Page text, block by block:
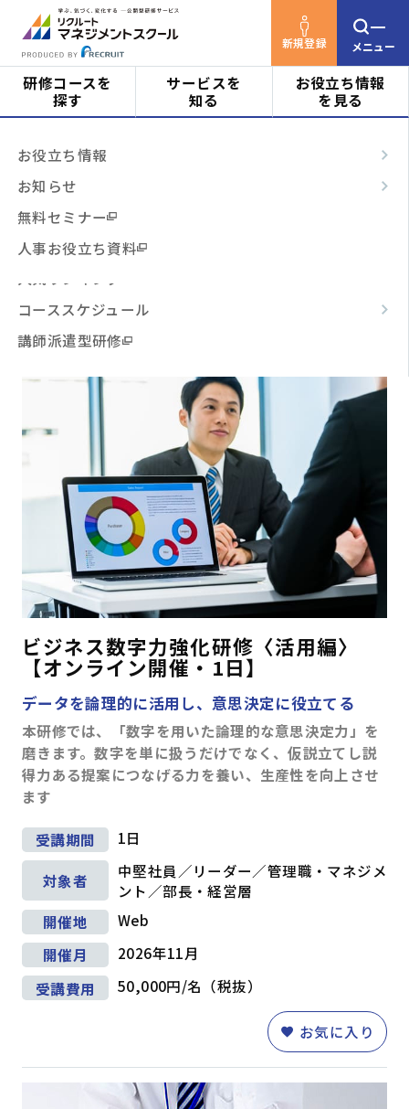
新規登録 メニュー
階層・役割
その他 からコースを探す
はじめての方へ
サービスの特長
お役立ち情報 お知らせ よくあるご質問
お問い合わせ 資料請求 メルマガ登録
管理者ログイン
受講者ログイン
研修コースを
探す
対象者
ビジネススキル
テーマ別
3時間コース
人気ランキング
コーススケジュール
講師派遣型研修
サービスを
知る
はじめての方へ
サービスの特長
ご利用の流れ
よくあるご質問
お役立ち情報
を見る
お役立ち情報
お知らせ
無料セミナー
人事お役立ち資料
リクルートマネジメントスクールTOP
該当件数：14
ビジネス数字力強化研修〈活用編〉
【オンライン開催・1日】
データを論理的に活用し、意思決定に役立てる
本研修では、「数字を用いた論理的な意思決定力」を
磨きます。数字を単に扱うだけでなく、仮説立てし説
得力ある提案につなげる力を養い、生産性を向上させ
ます
受講期間 1日
対象者
中堅社員／リーダー／管理職・マネジメ
ント／部長・経営層
開催地
Web
開催月
2026年11月
受講費用
50,000円/名（税抜）
お気に入り